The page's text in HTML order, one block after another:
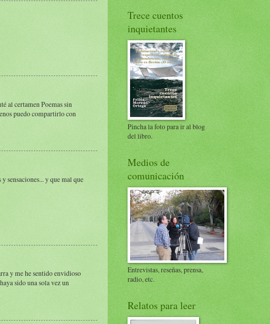
al certamen Poemas sin
puedo compartirlo con
sensaciones... y que mal que
y me he sentido envidioso
sido una sola vez un
Trece cuentos
inquietantes
Pincha la foto para ir al blog
del libro.
Medios de
comunicación
Entrevistas, reseñas, prensa,
radio, etc.
Relatos para leer